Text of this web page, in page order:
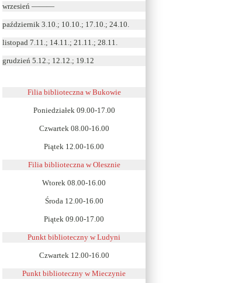
wrzesień ———
październik 3.10.; 10.10.; 17.10.; 24.10.
listopad 7.11.; 14.11.; 21.11.; 28.11.
grudzień 5.12.; 12.12.; 19.12
Filia biblioteczna w Bukowie
Poniedziałek 09.00-17.00
Czwartek 08.00-16.00
Piątek 12.00-16.00
Filia biblioteczna w Olesznie
Wtorek 08.00-16.00
Środa 12.00-16.00
Piątek 09.00-17.00
Punkt biblioteczny w Ludyni
Czwartek 12.00-16.00
Punkt biblioteczny w Mieczynie